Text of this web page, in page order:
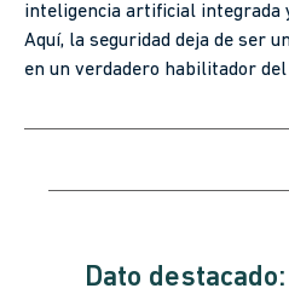
inteligencia artificial integrada
Aquí, la seguridad deja de ser
en un verdadero habilitador del
Dato destacado: